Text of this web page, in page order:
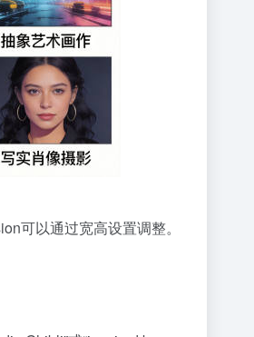
可以通过宽高设置调整。